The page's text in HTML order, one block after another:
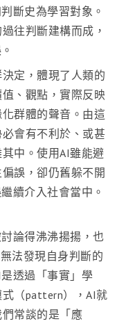
斷史為學習對象。
往判斷建構而成，
定，體現了人類的
、觀點，實際反映
群體的聲音。由這
會有不利於、或甚
中。使用AI雖能避
誤，卻仍舊躲不開
續介入社會當中。
論得沸沸揚揚，也
法發現自身判斷的
透過「事實」學
（pattern），AI就
常談的是「應